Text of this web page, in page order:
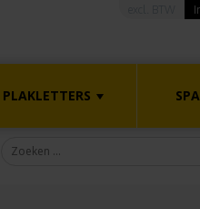
PLAKLETTERS